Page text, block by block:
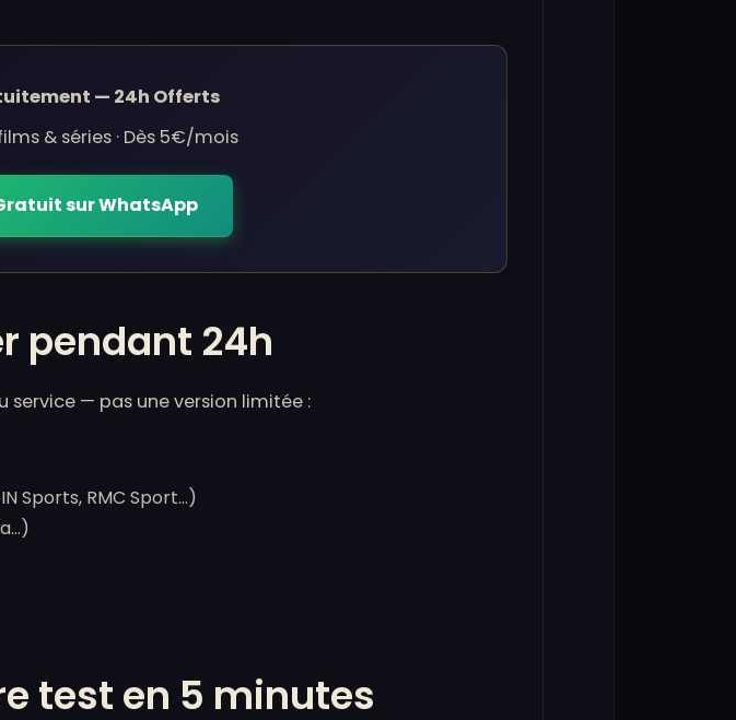
— 24h Offerts
& séries · Dès 5€/mois
sur WhatsApp
pendant 24h
service — pas une version limitée :
Sports, RMC Sport…)
test en 5 minutes